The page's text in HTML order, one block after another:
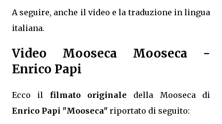
A seguire, anche il video e la traduzione in lingua
italiana.
Video Mooseca Mooseca -
Enrico Papi
Ecco il filmato originale della Mooseca di
Enrico Papi "Mooseca" riportato di seguito: